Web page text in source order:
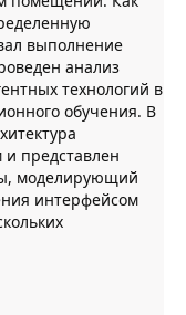
выполнение
анализ
технологий в
обучения. В
и представлен
моделирующий
интерфейсом